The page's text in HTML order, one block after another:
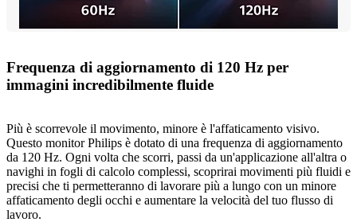
Frequenza di aggiornamento di 120 Hz per
immagini incredibilmente fluide
Più è scorrevole il movimento, minore è l'affaticamento visivo.
Questo monitor Philips è dotato di una frequenza di aggiornamento
da 120 Hz. Ogni volta che scorri, passi da un'applicazione all'altra o
navighi in fogli di calcolo complessi, scoprirai movimenti più fluidi e
precisi che ti permetteranno di lavorare più a lungo con un minore
affaticamento degli occhi e aumentare la velocità del tuo flusso di
lavoro.